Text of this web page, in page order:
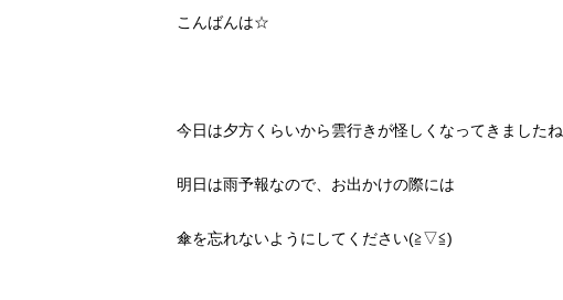
こんばんは☆
今日は夕方くらいから雲行きが怪しくなってきましたね
明日は雨予報なので、お出かけの際には
傘を忘れないようにしてください(≧▽≦)